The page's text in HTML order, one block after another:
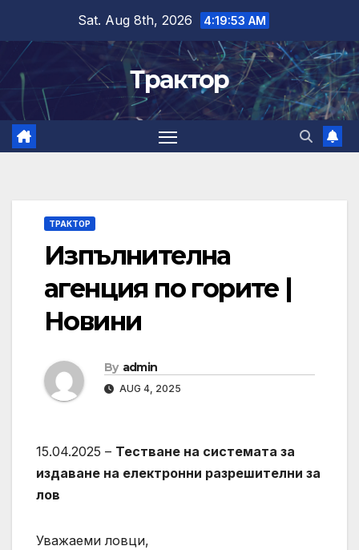
content
Sat. Aug 8th, 2026 4:19:54 AM
Трактор
ТРАКТОР
Изпълнителна
агенция по горите |
Новини
By admin
AUG 4, 2025
15.04.2025 – Тестване на системата за
издаване на електронни разрешителни за
лов
Уважаеми ловци,